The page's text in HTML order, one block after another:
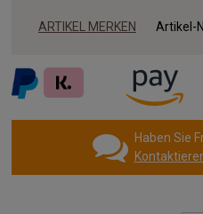
ARTIKEL MERKEN Artikel-
Haben Sie